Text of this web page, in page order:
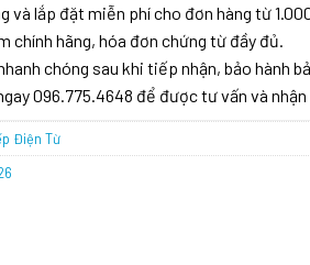
và lắp đặt miễn phí cho đơn hàng từ
chính hãng, hóa đơn chứng từ đầy đủ.
chóng sau khi tiếp nhận, bảo hành
096.775.4648 để được tư vấn và
Điện Từ